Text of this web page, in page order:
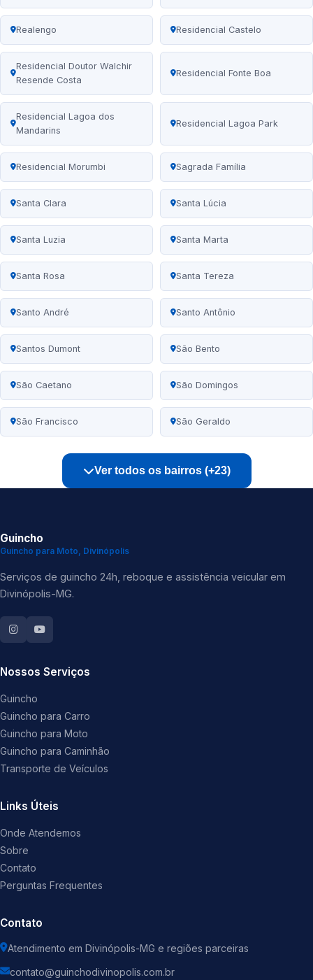
Realengo Residencial Castelo
Residencial Doutor Walchir
Resende Costa
Residencial Fonte Boa
Residencial Lagoa dos
Mandarins
Residencial Lagoa Park
Residencial Morumbi Sagrada Família
Santa Clara Santa Lúcia
Santa Luzia Santa Marta
Santa Rosa Santa Tereza
Santo André Santo Antônio
Santos Dumont São Bento
São Caetano São Domingos
São Francisco São Geraldo
Ver todos os bairros (+23)
Guincho
Guincho para Moto, Divinópolis
Serviços de guincho 24h, reboque e assistência veicular em
Divinópolis-MG.
Nossos Serviços
Guincho
Guincho para Carro
Guincho para Moto
Guincho para Caminhão
Transporte de Veículos
Links Úteis
Onde Atendemos
Sobre
Contato
Perguntas Frequentes
Contato
Atendimento em Divinópolis-MG e regiões parceiras
contato@guinchodivinopolis.com.br